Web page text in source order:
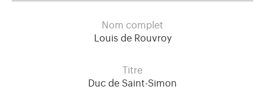
Nom complet
Louis de Rouvroy
Titre
Duc de Saint-Simon